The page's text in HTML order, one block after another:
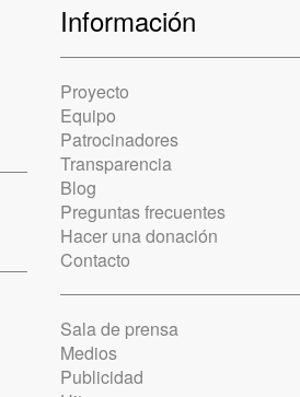
Información
Proyecto
Equipo
Patrocinadores
Transparencia
Blog
Preguntas frecuentes
Hacer una donación
Contacto
Sala de prensa
Medios
Publicidad